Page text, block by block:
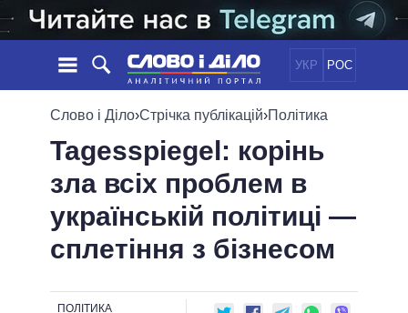
УКР РОС
НОВИНИ
СТРІЧКА
ПОДІЇ
СТАТТІ
ДУМКИ
ОГЛЯДИ
ДАЙДЖЕСТИ
ПОЛІТИКА
ЕКОНОМІКА
СУСПІЛЬСТВО
СВІТ
ОБIЦЯНКИ
ПОЛIТИКИ
УСІ ПОЛІТИКИ
ПРЕЗИДЕНТ І ОФІС
ВЕРХОВНА РАДА
ІНФОГРАФІКА
Слово і Діло›Стрічка публікацій›Політика
Tagesspiegel: корінь
зла всіх проблем в
українській політиці —
сплетіння з бізнесом
ПОЛІТИКА